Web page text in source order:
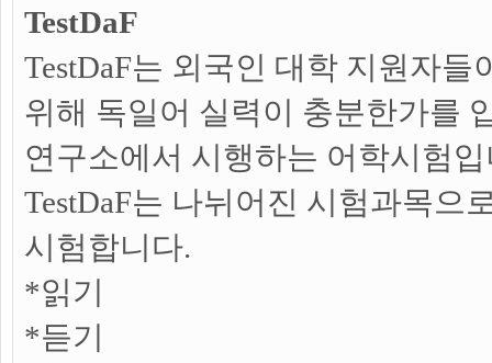
TestDaF
TestDaF는 외국인 대학 지원자
위해 독일어 실력이 충분한가를
연구소에서 시행하는 어학시험
TestDaF는 나뉘어진 시험과목으
시험합니다.
*읽기
*듣기